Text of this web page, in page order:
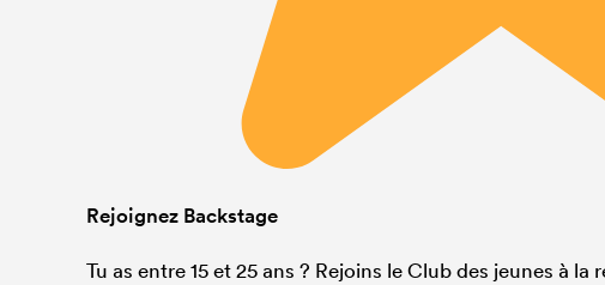
Rejoignez Backstage
Tu as entre 15 et 25 ans ? Rejoins le Club des jeunes à